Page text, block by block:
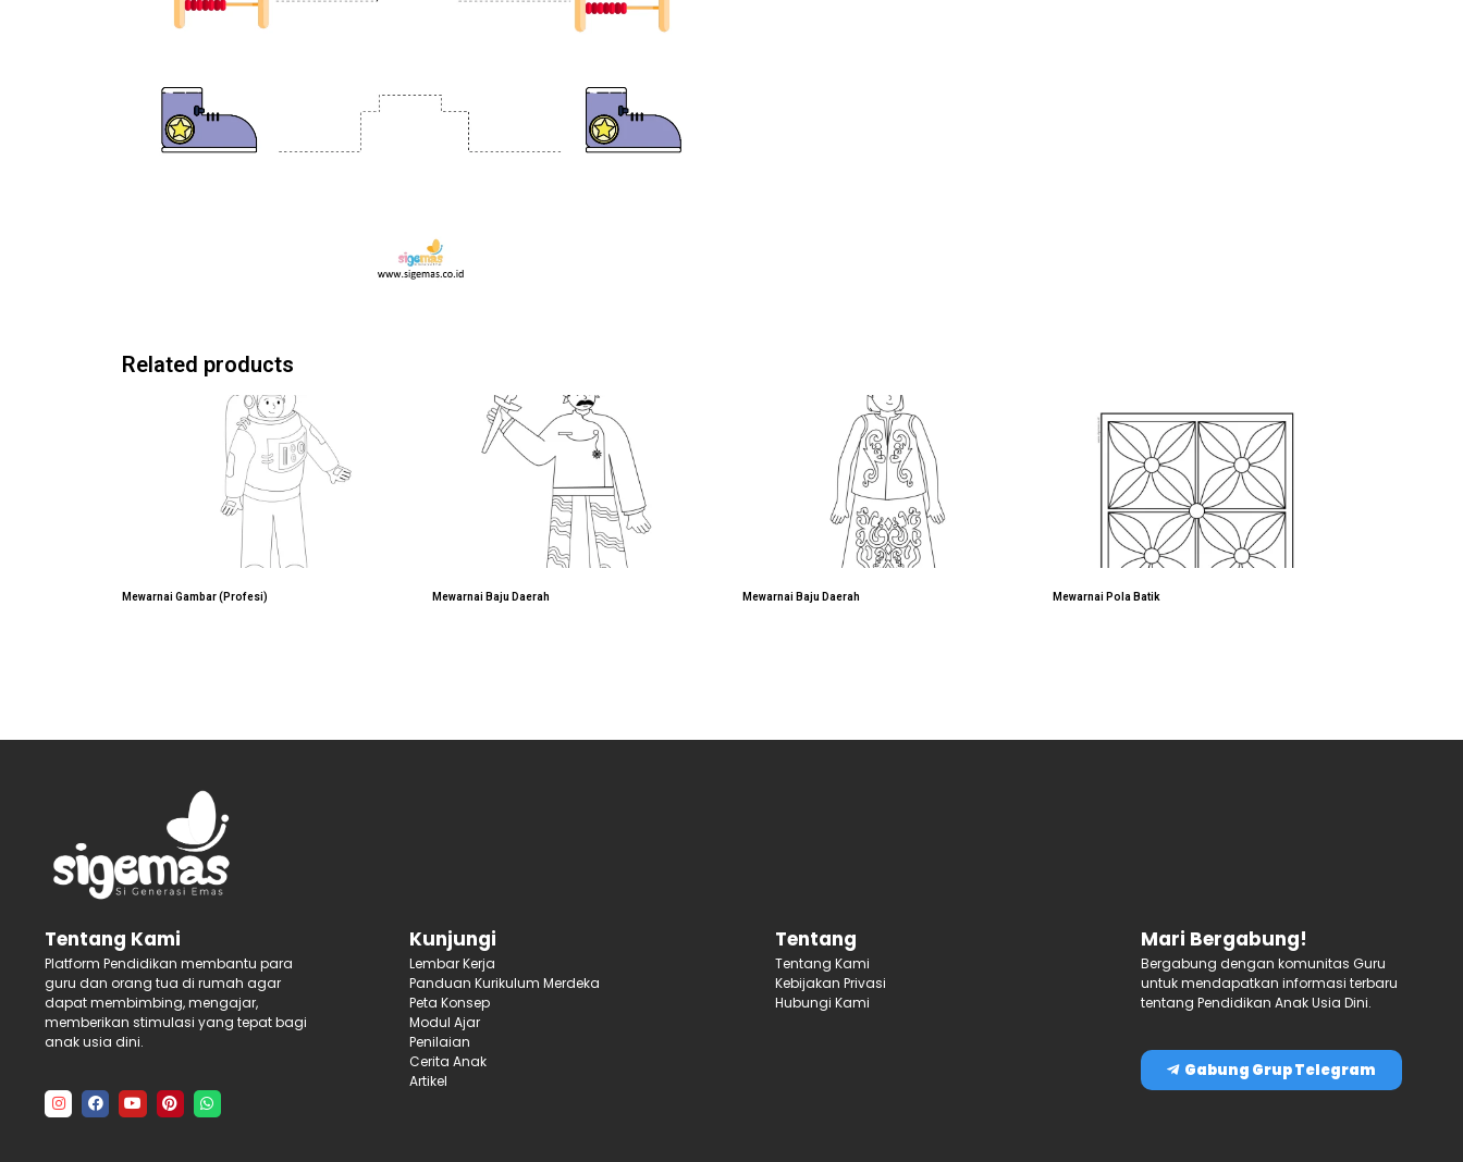
Related products
Mewarnai Gambar (Profesi) Mewarnai Baju Daerah Mewarnai Baju Daerah Mewarnai Pola Batik
Tentang Kami
Platform Pendidikan membantu para
guru dan orang tua di rumah agar
dapat membimbing, mengajar,
memberikan stimulasi yang tepat bagi
anak usia dini.
Kunjungi
Lembar Kerja
Panduan Kurikulum Merdeka
Peta Konsep
Modul Ajar
Penilaian
Cerita Anak
Artikel
Tentang
Tentang Kami
Kebijakan Privasi
Hubungi Kami
Mari Bergabung!
Bergabung dengan komunitas Guru
untuk mendapatkan informasi terbaru
tentang Pendidikan Anak Usia Dini.
Gabung Grup Telegram